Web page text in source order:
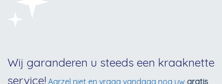
Wij garanderen u steeds een kraaknette
service! Aarzel niet en vraag vandaag nog uw gratis